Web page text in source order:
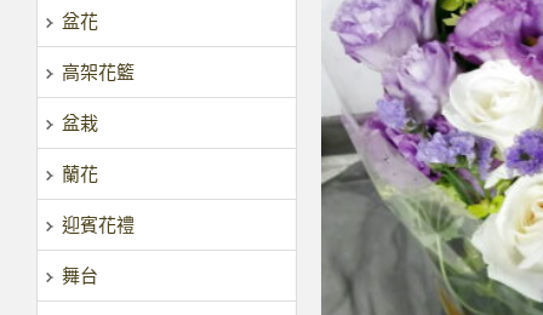
盆花
高架花籃
盆栽
蘭花
迎賓花禮
舞台